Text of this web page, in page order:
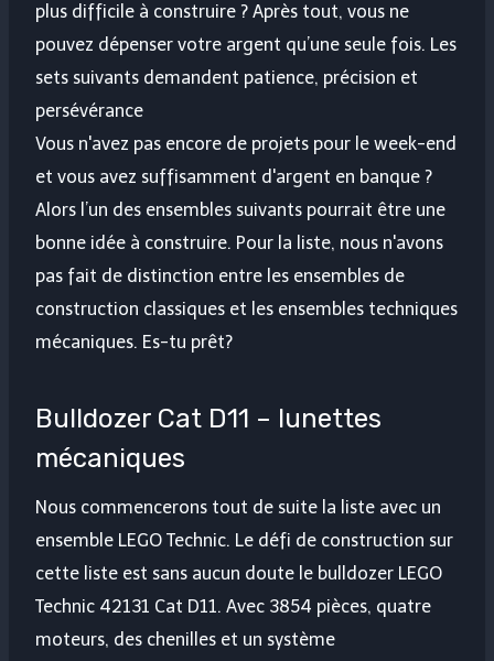
plus difficile à construire ? Après tout, vous ne
pouvez dépenser votre argent qu’une seule fois. Les
sets suivants demandent patience, précision et
persévérance
Vous n'avez pas encore de projets pour le week-end
et vous avez suffisamment d'argent en banque ?
Alors l’un des ensembles suivants pourrait être une
bonne idée à construire. Pour la liste, nous n'avons
pas fait de distinction entre les ensembles de
construction classiques et les ensembles techniques
mécaniques. Es-tu prêt?
Bulldozer Cat D11 – lunettes
mécaniques
Nous commencerons tout de suite la liste avec un
ensemble LEGO Technic. Le défi de construction sur
cette liste est sans aucun doute le bulldozer LEGO
Technic 42131 Cat D11. Avec 3854 pièces, quatre
moteurs, des chenilles et un système